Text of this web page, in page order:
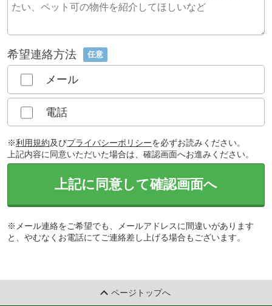
希望連絡方法 任意
メール
電話
※利用規約及びプライバシーポリシーを必ずお読みください。
上記内容に同意いただいた場合は、確認画面へお進みください。
上記に同意して確認画面へ
※メール連絡をご希望でも、メールアドレスに間違いがあります
と、やむなくお電話にてご連絡差し上げる場合もございます。
ページトップへ